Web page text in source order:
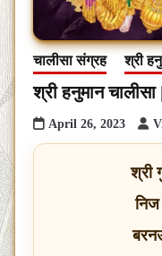
चालीसा संग्रह श्री
श्री हनुमान
April 26, 2023
श्री